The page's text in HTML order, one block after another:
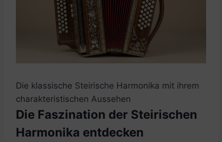
Die klassische Steirische Harmonika mit ihrem
charakteristischen Aussehen
Die Faszination der Steirischen
Harmonika entdecken